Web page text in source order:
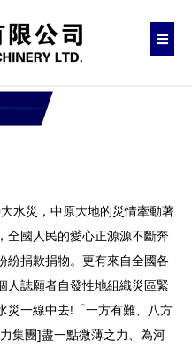
水災，中原大地的災情牽動著
全國人民的愛心正源源不斷奔
紛捐款捐物。更有來自全國各
人誌願者自發性地組織災區緊
災一線中去!「一方有難、八方
集團]盡一點微薄之力、為河